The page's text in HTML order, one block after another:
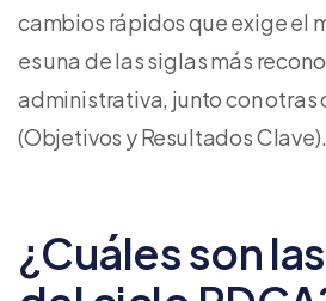
cambios rápidos que exige el
es una de las siglas más
administrativa, junto con otras
(Objetivos y Resultados Clave).
¿Cuáles son